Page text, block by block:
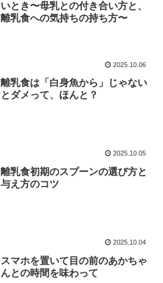
いとき〜母乳との付き合い方と、
離乳食への気持ちの持ち方〜
2025.10.06
離乳食は「白身魚から」じゃない
とダメって、ほんと？
2025.10.05
離乳食初期のスプーンの選び方と
与え方のコツ
2025.10.04
スマホを置いて目の前のあかちゃ
んとの時間を味わって